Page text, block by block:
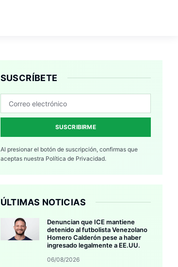
SUSCRÍBETE
SUSCRIBIRME
Al presionar el botón de suscripción, confirmas que
aceptas nuestra Política de Privacidad.
ÚLTIMAS NOTICIAS
Denuncian que ICE mantiene
detenido al futbolista Venezolano
Homero Calderón pese a haber
ingresado legalmente a EE.UU.
06/08/2026